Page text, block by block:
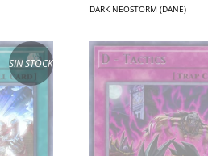
DARK NEOSTORM (DANE)
SIN STOCK